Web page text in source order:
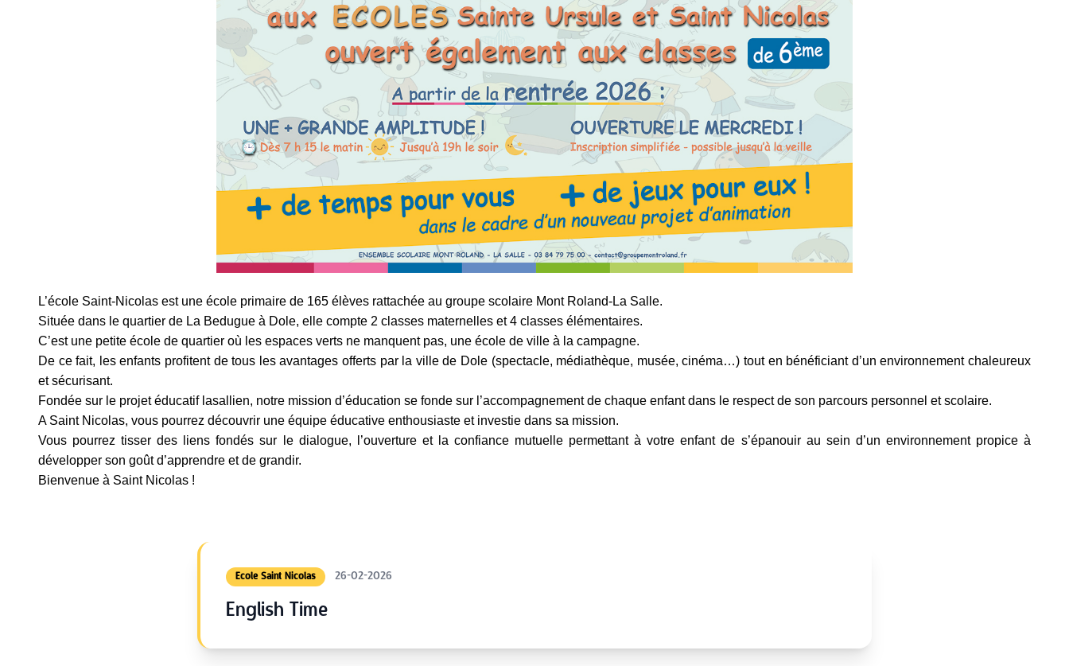
L’école Saint-Nicolas est une école primaire de 165 élèves rattachée au groupe scolaire Mont Roland-La Salle.
Située dans le quartier de La Bedugue à Dole, elle compte 2 classes maternelles et 4 classes élémentaires.
C’est une petite école de quartier où les espaces verts ne manquent pas, une école de ville à la campagne.
De ce fait, les enfants profitent de tous les avantages offerts par la ville de Dole (spectacle, médiathèque, musée, cinéma…) tout en bénéficiant d’un environnement chaleureux
et sécurisant.
Fondée sur le projet éducatif lasallien, notre mission d’éducation se fonde sur l’accompagnement de chaque enfant dans le respect de son parcours personnel et scolaire.
A Saint Nicolas, vous pourrez découvrir une équipe éducative enthousiaste et investie dans sa mission.
Vous pourrez tisser des liens fondés sur le dialogue, l’ouverture et la confiance mutuelle permettant à votre enfant de s’épanouir au sein d’un environnement propice à
développer son goût d’apprendre et de grandir.
Bienvenue à Saint Nicolas !
Ecole Saint Nicolas 26-02-2026
English Time